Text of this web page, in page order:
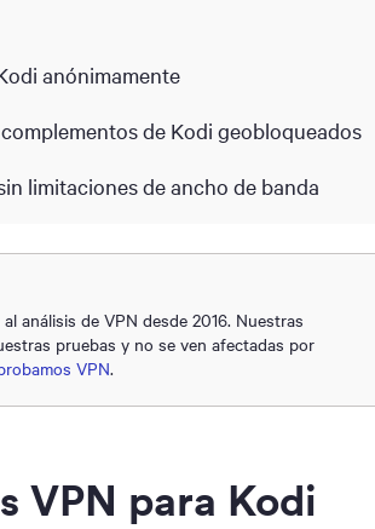
anónimamente
de Kodi geobloqueados
limitaciones de ancho de banda
análisis de VPN desde 2016. Nuestras
pruebas y no se ven afectadas por
VPN.
VPN para Kodi